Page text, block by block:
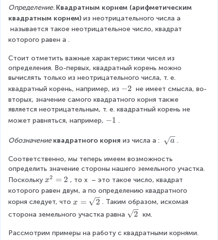
w
\f
c
{
}
{
n
^
}
2
\
R
ig
h
a
rr
r
o
w
4
^
2
=
2
n
^
2
R
g
h
t
r
r
o
2
a
c
{
\
o
u
t
{
}
k
}
\
o
u
t
{
2
}
}
Определение. Квадратным корнем (арифметическим
квадратным корнем) из неотрицательного числа a
называется такое неотрицательное число, квадрат
которого равен a .
Стоит отметить важные характеристики чисел из
определения. Во-первых, квадратный корень можно
вычислять только из неотрицательного числа, т. е.
квадратный корень, например, из -
2
−2 не имеет смысла, во-
вторых, значение самого квадратного корня также
является неотрицательным, т. е. квадратный корень не
может равняться, например, -
−1 .
Обозначение квадратного корня из числа a : \
q
r
t
{
a
a .
Соответственно, мы теперь имеем возможность
определить значение стороны нашего земельного участка.
Поскольку x
^
2
2
x2 = 2 , то x – это такое число, квадрат
которого равен двум, а по определению квадратного
корня следует, что x
=
s
x = 2 . Таким образом, искомая
сторона земельного участка равна \
q
2 км.
Рассмотрим примеры на работу с квадратными корнями.